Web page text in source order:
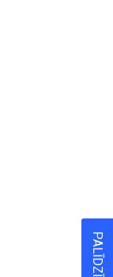
PALĪDZĪBA